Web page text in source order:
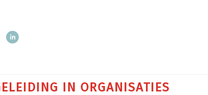
IN ORGANISATIES